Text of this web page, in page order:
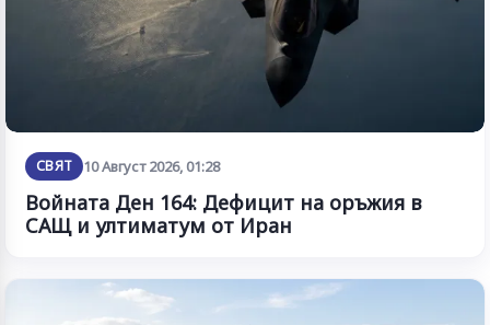
СВЯТ 10 Август 2026, 01:28
Войната Ден 164: Дефицит на оръжия в
САЩ и ултиматум от Иран